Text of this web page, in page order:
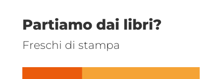
Partiamo dai libri?
Freschi di stampa